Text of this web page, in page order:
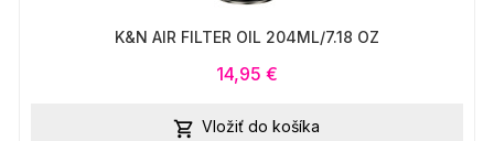
K&N AIR FILTER OIL 204ML/7.18 OZ
14,95 €
 Vložiť do košíka